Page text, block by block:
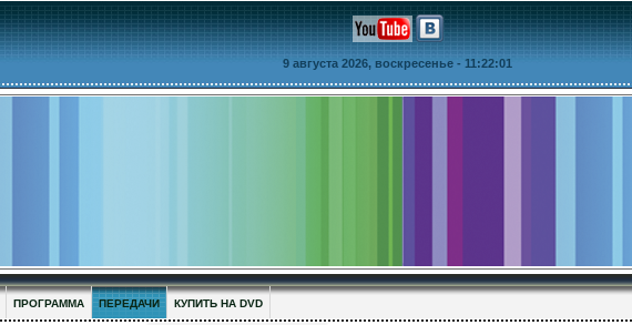
9 августа 2026, воскресенье - 11:22:01
ПРОГРАММА ПЕРЕДАЧИ КУПИТЬ НА DVD